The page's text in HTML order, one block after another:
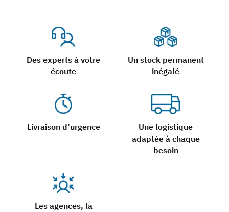
Des experts à votre
écoute
Un stock permanent
inégalé
Livraison d’urgence
Une logistique
adaptée à chaque
besoin
Les agences, la